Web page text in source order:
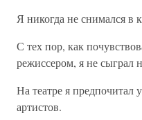
Я никогда не снимался в
С тех пор, как
режиссером, я не сыграл
На театре я предпочитал
артистов.